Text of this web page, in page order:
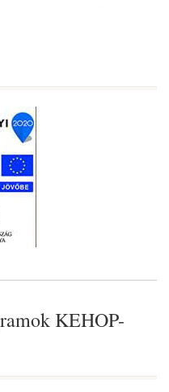
KEHOP-